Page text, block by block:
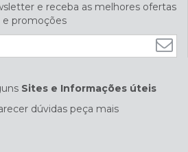
e receba as melhores ofertas
e promoções
Sites e Informações úteis
dúvidas peça mais